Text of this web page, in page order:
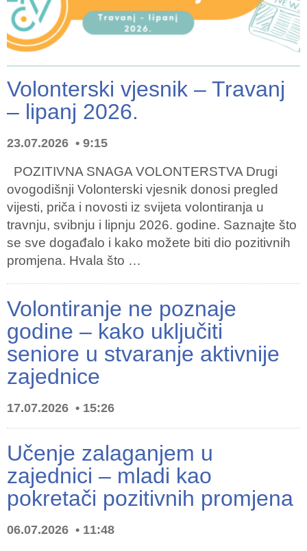
Volonterski vjesnik – Travanj
– lipanj 2026.
23.07.2026 9:15
POZITIVNA SNAGA VOLONTERSTVA Drugi
ovogodišnji Volonterski vjesnik donosi pregled
vijesti, priča i novosti iz svijeta volontiranja u
travnju, svibnju i lipnju 2026. godine. Saznajte što
se sve događalo i kako možete biti dio pozitivnih
promjena. Hvala što …
Volontiranje ne poznaje
godine – kako uključiti
seniore u stvaranje aktivnije
zajednice
17.07.2026 15:26
Učenje zalaganjem u
zajednici – mladi kao
pokretači pozitivnih promjena
06.07.2026 11:48